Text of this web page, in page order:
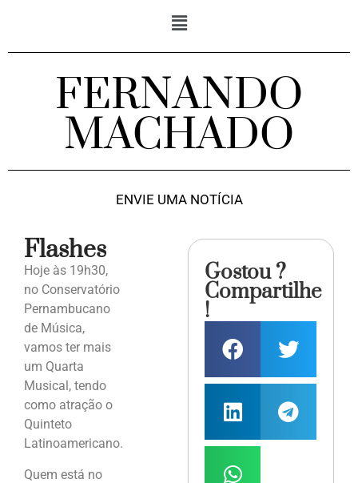
FERNANDO
MACHADO
ENVIE UMA NOTÍCIA
Flashes
Hoje às 19h30,
no Conservatório
Pernambucano
de Música,
vamos ter mais
um Quarta
Musical, tendo
como atração o
Quinteto
Latinoamericano.
Quem está no
Gostou ?
Compartilhe
!